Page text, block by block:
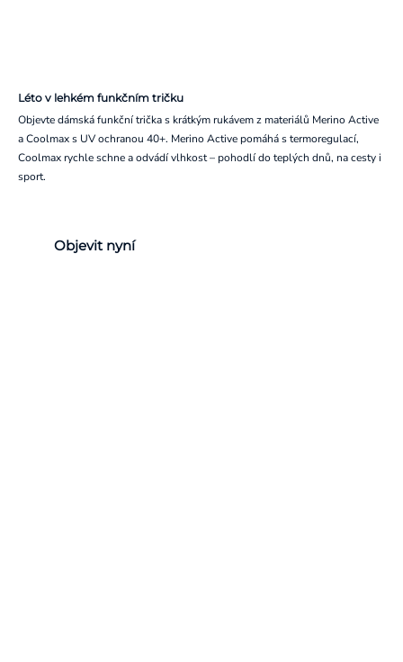
Léto v lehkém funkčním tričku
Objevte dámská funkční trička s krátkým rukávem z materiálů Merino Active
a Coolmax s UV ochranou 40+. Merino Active pomáhá s termoregulací,
Coolmax rychle schne a odvádí vlhkost – pohodlí do teplých dnů, na cesty i
sport.
Objevit nyní